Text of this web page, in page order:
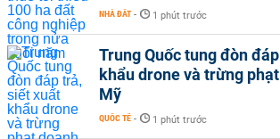
NHÀ ĐẤT - 1 phút trước
Trung Quốc tung đòn
khẩu drone và trừng
Mỹ
QUỐC TẾ - 1 phút trước